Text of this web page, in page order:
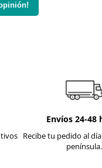
Envíos 24-48
Recibe tu pedido al
península.